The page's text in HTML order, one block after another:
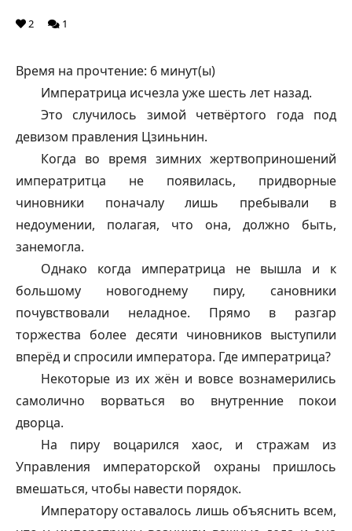
2 1
Время на прочтение: 6 минут(ы)
Императрица исчезла уже шесть лет назад.
Это случилось зимой четвёртого года под
девизом правления Цзиньнин.
Когда во время зимних жертвоприношений
императритца не появилась, придворные
чиновники поначалу лишь пребывали в
недоумении, полагая, что она, должно быть,
занемогла.
Однако когда императрица не вышла и к
большому новогоднему пиру, сановники
почувствовали неладное. Прямо в разгар
торжества более десяти чиновников выступили
вперёд и спросили императора. Где императрица?
Некоторые из их жён и вовсе вознамерились
самолично ворваться во внутренние покои
дворца.
На пиру воцарился хаос, и стражам из
Управления императорской охраны пришлось
вмешаться, чтобы навести порядок.
Императору оставалось лишь объяснить всем,